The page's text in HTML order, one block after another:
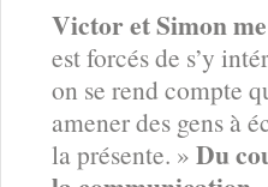
Victor et Simon
est forcés de s’y
on se rend compte
amener des gens à
la présente. » Du